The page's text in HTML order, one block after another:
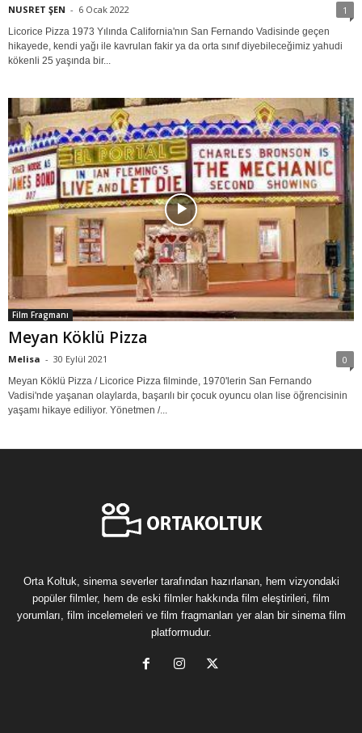
NUSRET ŞEN - 6 Ocak 2022 1
Licorice Pizza 1973 Yılında California'nın San Fernando Vadisinde geçen
hikayede, kendi yağı ile kavrulan fakir ya da orta sınıf diyebileceğimiz yahudi
kökenli 25 yaşında bir...
Film Fragmanı
Meyan Köklü Pizza
Melisa - 30 Eylül 2021 0
Meyan Köklü Pizza / Licorice Pizza filminde, 1970'lerin San Fernando
Vadisi'nde yaşanan olaylarda, başarılı bir çocuk oyuncu olan lise öğrencisinin
yaşamı hikaye ediliyor. Yönetmen /...
Orta Koltuk, sinema severler tarafından hazırlanan, hem vizyondaki
popüler filmler, hem de eski filmler hakkında film eleştirileri, film
yorumları, film incelemeleri ve film fragmanları yer alan bir sinema film
platformudur.